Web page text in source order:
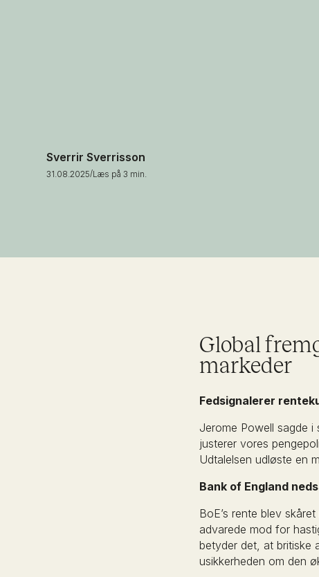
Sverrir Sverrisson
31.08.2025/Læs på 3 min.
Global
markeder
Fedsignalerer
Jerome Powell sagde i
justerer vores
Udtalelsen udløste en
Bank of England
BoE’s rente blev
advarede mod for
betyder det, at britiske
usikkerheden om den